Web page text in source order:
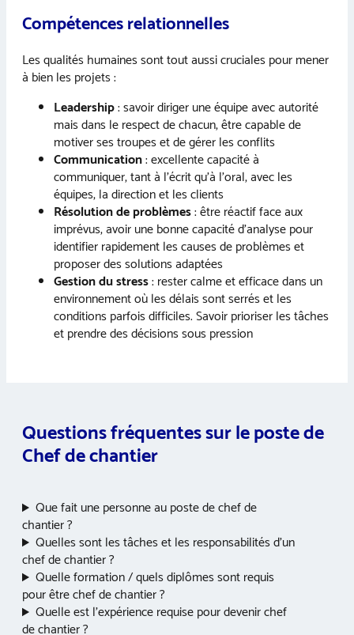
Compétences relationnelles
Les qualités humaines sont tout aussi cruciales pour mener
à bien les projets :
Leadership: savoir diriger une équipe avec autorité
mais dans le respect de chacun, être capable de
motiver ses troupes et de gérer les conflits
Communication: excellente capacité à
communiquer, tant à l’écrit qu’à l’oral, avec les
équipes, la direction et les clients
Résolution de problèmes: être réactif face aux
imprévus, avoir une bonne capacité d’analyse pour
identifier rapidement les causes de problèmes et
proposer des solutions adaptées
Gestion du stress: rester calme et efficace dans un
environnement où les délais sont serrés et les
conditions parfois difficiles. Savoir prioriser les tâches
et prendre des décisions sous pression
Questions fréquentes sur le poste de
Chef de chantier
Que fait une personne au poste de chef de
chantier ?
Quelles sont les tâches et les responsabilités d’un
chef de chantier ?
Quelle formation / quels diplômes sont requis
pour être chef de chantier ?
Quelle est l’expérience requise pour devenir chef
de chantier ?